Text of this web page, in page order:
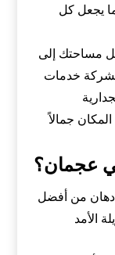
يجعل كل
مساحتك إلى
خدمات
جمالاً
عجمان؟
دهان من أفضل
الأمد